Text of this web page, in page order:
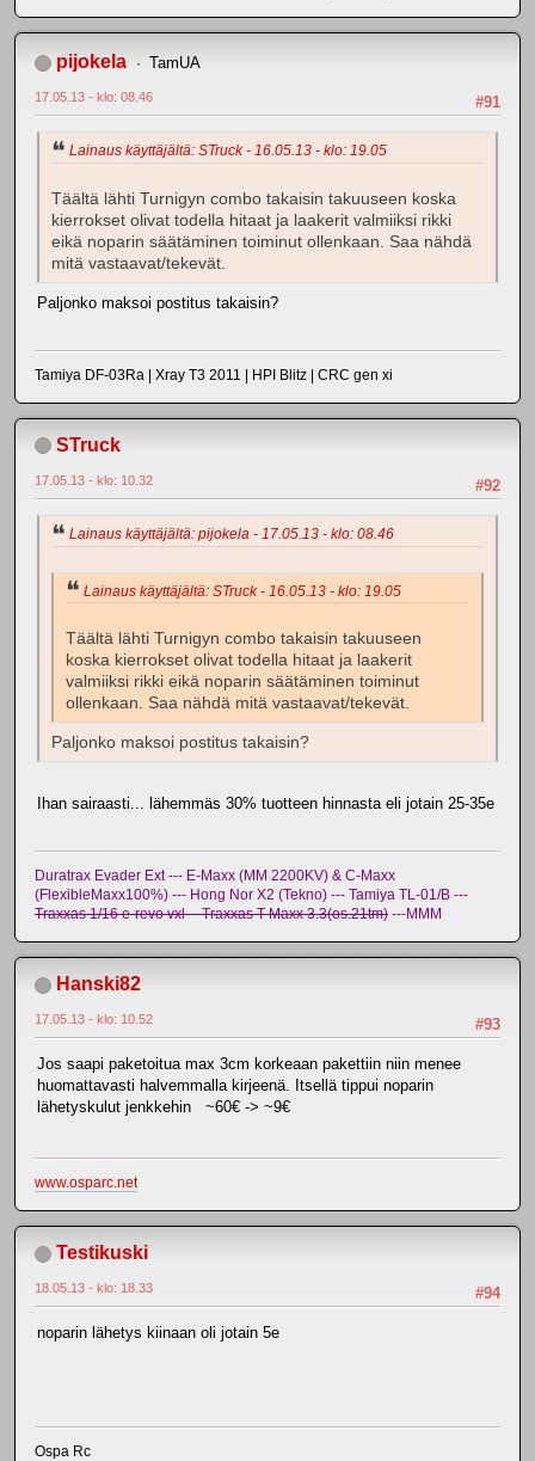
pijokela TamUA
#91
17.05.13 - klo: 08.46
Lainaus käyttäjältä: STruck - 16.05.13 - klo: 19.05
Täältä lähti Turnigyn combo takaisin takuuseen koska
kierrokset olivat todella hitaat ja laakerit valmiiksi rikki
eikä noparin säätäminen toiminut ollenkaan. Saa nähdä
mitä vastaavat/tekevät.
Paljonko maksoi postitus takaisin?
Tamiya DF-03Ra | Xray T3 2011 | HPI Blitz | CRC gen xi
STruck
#92
17.05.13 - klo: 10.32
Lainaus käyttäjältä: pijokela - 17.05.13 - klo: 08.46
Lainaus käyttäjältä: STruck - 16.05.13 - klo: 19.05
Täältä lähti Turnigyn combo takaisin takuuseen
koska kierrokset olivat todella hitaat ja laakerit
valmiiksi rikki eikä noparin säätäminen toiminut
ollenkaan. Saa nähdä mitä vastaavat/tekevät.
Paljonko maksoi postitus takaisin?
Ihan sairaasti... lähemmäs 30% tuotteen hinnasta eli jotain 25-35e
Duratrax Evader Ext --- E-Maxx (MM 2200KV) & C-Maxx
(FlexibleMaxx100%) --- Hong Nor X2 (Tekno) --- Tamiya TL-01/B ---
Traxxas 1/16 e-revo vxl -- Traxxas T-Maxx 3.3(os.21tm) ---MMM
Hanski82
#93
17.05.13 - klo: 10.52
Jos saapi paketoitua max 3cm korkeaan pakettiin niin menee
huomattavasti halvemmalla kirjeenä. Itsellä tippui noparin
lähetyskulut jenkkehin ~60€ -> ~9€
www.osparc.net
Testikuski
#94
18.05.13 - klo: 18.33
noparin lähetys kiinaan oli jotain 5e
Ospa Rc